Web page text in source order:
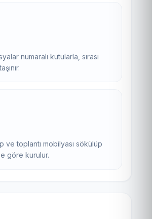
numaralı kutularla, sırası
ve toplantı mobilyası sökülüp
göre kurulur.